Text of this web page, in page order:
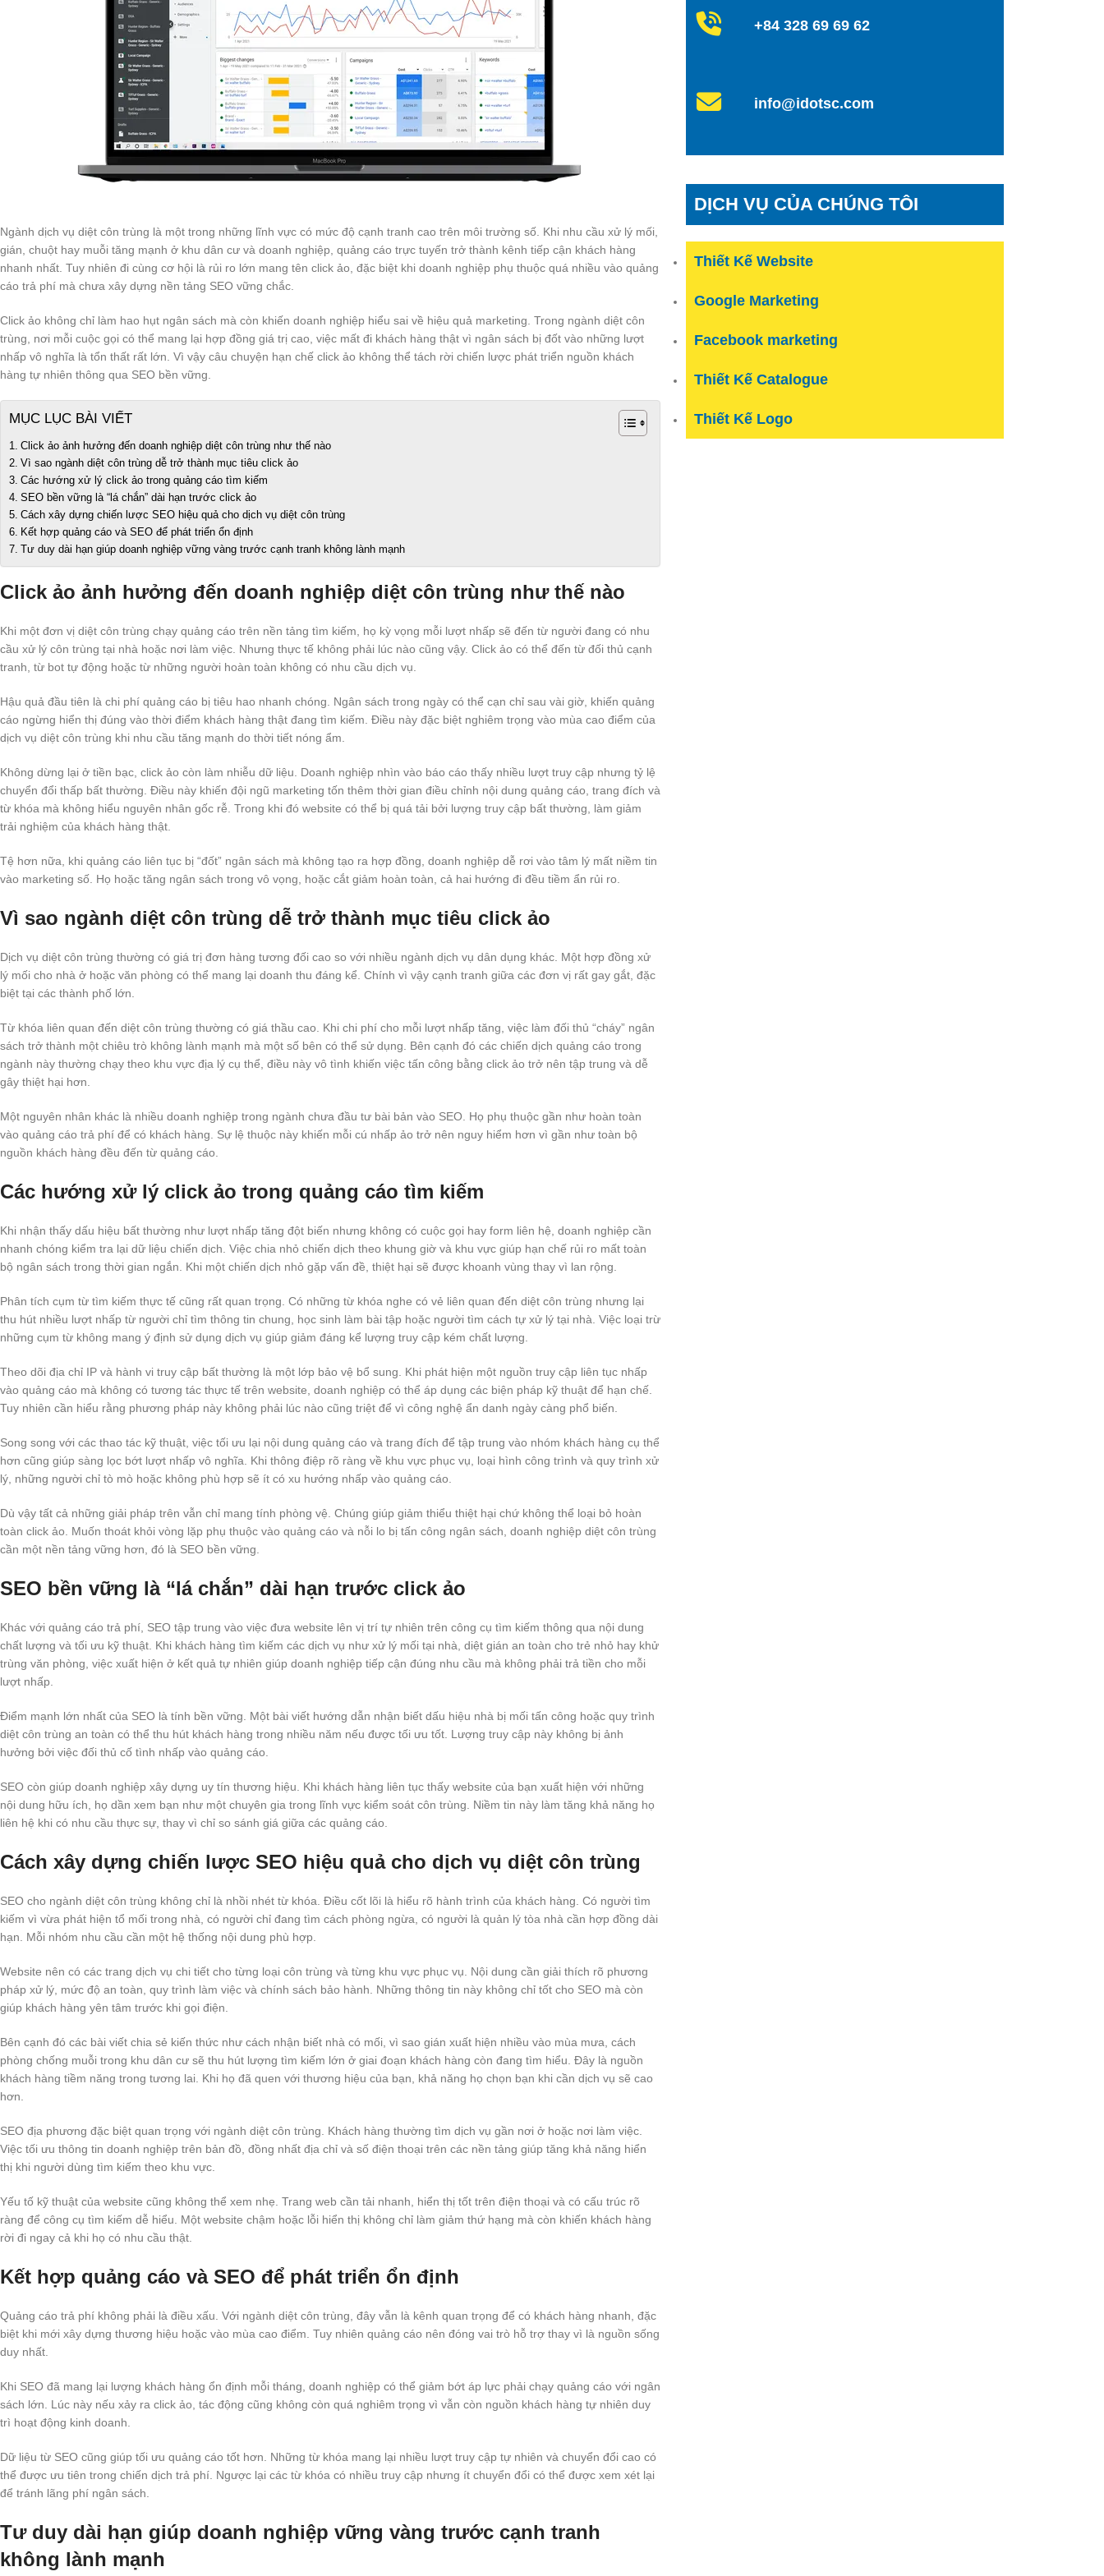
Ngành dịch vụ diệt côn trùng là một trong những lĩnh vực có mức độ cạnh tranh cao trên môi trường số. Khi nhu cầu xử lý mối,
gián, chuột hay muỗi tăng mạnh ở khu dân cư và doanh nghiệp, quảng cáo trực tuyến trở thành kênh tiếp cận khách hàng
nhanh nhất. Tuy nhiên đi cùng cơ hội là rủi ro lớn mang tên click ảo, đặc biệt khi doanh nghiệp phụ thuộc quá nhiều vào quảng
cáo trả phí mà chưa xây dựng nền tảng SEO vững chắc.
Click ảo không chỉ làm hao hụt ngân sách mà còn khiến doanh nghiệp hiểu sai về hiệu quả marketing. Trong ngành diệt côn
trùng, nơi mỗi cuộc gọi có thể mang lại hợp đồng giá trị cao, việc mất đi khách hàng thật vì ngân sách bị đốt vào những lượt
nhấp vô nghĩa là tổn thất rất lớn. Vì vậy câu chuyện hạn chế click ảo không thể tách rời chiến lược phát triển nguồn khách
hàng tự nhiên thông qua SEO bền vững.
MỤC LỤC BÀI VIẾT
Click ảo ảnh hưởng đến doanh nghiệp diệt côn trùng như thế nào
Vì sao ngành diệt côn trùng dễ trở thành mục tiêu click ảo
Các hướng xử lý click ảo trong quảng cáo tìm kiếm
SEO bền vững là “lá chắn” dài hạn trước click ảo
Cách xây dựng chiến lược SEO hiệu quả cho dịch vụ diệt côn trùng
Kết hợp quảng cáo và SEO để phát triển ổn định
Tư duy dài hạn giúp doanh nghiệp vững vàng trước cạnh tranh không lành mạnh
Click ảo ảnh hưởng đến doanh nghiệp diệt côn trùng như thế nào
Khi một đơn vị diệt côn trùng chạy quảng cáo trên nền tảng tìm kiếm, họ kỳ vọng mỗi lượt nhấp sẽ đến từ người đang có nhu
cầu xử lý côn trùng tại nhà hoặc nơi làm việc. Nhưng thực tế không phải lúc nào cũng vậy. Click ảo có thể đến từ đối thủ cạnh
tranh, từ bot tự động hoặc từ những người hoàn toàn không có nhu cầu dịch vụ.
Hậu quả đầu tiên là chi phí quảng cáo bị tiêu hao nhanh chóng. Ngân sách trong ngày có thể cạn chỉ sau vài giờ, khiến quảng
cáo ngừng hiển thị đúng vào thời điểm khách hàng thật đang tìm kiếm. Điều này đặc biệt nghiêm trọng vào mùa cao điểm của
dịch vụ diệt côn trùng khi nhu cầu tăng mạnh do thời tiết nóng ẩm.
Không dừng lại ở tiền bạc, click ảo còn làm nhiễu dữ liệu. Doanh nghiệp nhìn vào báo cáo thấy nhiều lượt truy cập nhưng tỷ lệ
chuyển đổi thấp bất thường. Điều này khiến đội ngũ marketing tốn thêm thời gian điều chỉnh nội dung quảng cáo, trang đích và
từ khóa mà không hiểu nguyên nhân gốc rễ. Trong khi đó website có thể bị quá tải bởi lượng truy cập bất thường, làm giảm
trải nghiệm của khách hàng thật.
Tệ hơn nữa, khi quảng cáo liên tục bị “đốt” ngân sách mà không tạo ra hợp đồng, doanh nghiệp dễ rơi vào tâm lý mất niềm tin
vào marketing số. Họ hoặc tăng ngân sách trong vô vọng, hoặc cắt giảm hoàn toàn, cả hai hướng đi đều tiềm ẩn rủi ro.
Vì sao ngành diệt côn trùng dễ trở thành mục tiêu click ảo
Dịch vụ diệt côn trùng thường có giá trị đơn hàng tương đối cao so với nhiều ngành dịch vụ dân dụng khác. Một hợp đồng xử
lý mối cho nhà ở hoặc văn phòng có thể mang lại doanh thu đáng kể. Chính vì vậy cạnh tranh giữa các đơn vị rất gay gắt, đặc
biệt tại các thành phố lớn.
Từ khóa liên quan đến diệt côn trùng thường có giá thầu cao. Khi chi phí cho mỗi lượt nhấp tăng, việc làm đối thủ “cháy” ngân
sách trở thành một chiêu trò không lành mạnh mà một số bên có thể sử dụng. Bên cạnh đó các chiến dịch quảng cáo trong
ngành này thường chạy theo khu vực địa lý cụ thể, điều này vô tình khiến việc tấn công bằng click ảo trở nên tập trung và dễ
gây thiệt hại hơn.
Một nguyên nhân khác là nhiều doanh nghiệp trong ngành chưa đầu tư bài bản vào SEO. Họ phụ thuộc gần như hoàn toàn
vào quảng cáo trả phí để có khách hàng. Sự lệ thuộc này khiến mỗi cú nhấp ảo trở nên nguy hiểm hơn vì gần như toàn bộ
nguồn khách hàng đều đến từ quảng cáo.
Các hướng xử lý click ảo trong quảng cáo tìm kiếm
Khi nhận thấy dấu hiệu bất thường như lượt nhấp tăng đột biến nhưng không có cuộc gọi hay form liên hệ, doanh nghiệp cần
nhanh chóng kiểm tra lại dữ liệu chiến dịch. Việc chia nhỏ chiến dịch theo khung giờ và khu vực giúp hạn chế rủi ro mất toàn
bộ ngân sách trong thời gian ngắn. Khi một chiến dịch nhỏ gặp vấn đề, thiệt hại sẽ được khoanh vùng thay vì lan rộng.
Phân tích cụm từ tìm kiếm thực tế cũng rất quan trọng. Có những từ khóa nghe có vẻ liên quan đến diệt côn trùng nhưng lại
thu hút nhiều lượt nhấp từ người chỉ tìm thông tin chung, học sinh làm bài tập hoặc người tìm cách tự xử lý tại nhà. Việc loại trừ
những cụm từ không mang ý định sử dụng dịch vụ giúp giảm đáng kể lượng truy cập kém chất lượng.
Theo dõi địa chỉ IP và hành vi truy cập bất thường là một lớp bảo vệ bổ sung. Khi phát hiện một nguồn truy cập liên tục nhấp
vào quảng cáo mà không có tương tác thực tế trên website, doanh nghiệp có thể áp dụng các biện pháp kỹ thuật để hạn chế.
Tuy nhiên cần hiểu rằng phương pháp này không phải lúc nào cũng triệt để vì công nghệ ẩn danh ngày càng phổ biến.
Song song với các thao tác kỹ thuật, việc tối ưu lại nội dung quảng cáo và trang đích để tập trung vào nhóm khách hàng cụ thể
hơn cũng giúp sàng lọc bớt lượt nhấp vô nghĩa. Khi thông điệp rõ ràng về khu vực phục vụ, loại hình công trình và quy trình xử
lý, những người chỉ tò mò hoặc không phù hợp sẽ ít có xu hướng nhấp vào quảng cáo.
Dù vậy tất cả những giải pháp trên vẫn chỉ mang tính phòng vệ. Chúng giúp giảm thiểu thiệt hại chứ không thể loại bỏ hoàn
toàn click ảo. Muốn thoát khỏi vòng lặp phụ thuộc vào quảng cáo và nỗi lo bị tấn công ngân sách, doanh nghiệp diệt côn trùng
cần một nền tảng vững hơn, đó là SEO bền vững.
SEO bền vững là “lá chắn” dài hạn trước click ảo
Khác với quảng cáo trả phí, SEO tập trung vào việc đưa website lên vị trí tự nhiên trên công cụ tìm kiếm thông qua nội dung
chất lượng và tối ưu kỹ thuật. Khi khách hàng tìm kiếm các dịch vụ như xử lý mối tại nhà, diệt gián an toàn cho trẻ nhỏ hay khử
trùng văn phòng, việc xuất hiện ở kết quả tự nhiên giúp doanh nghiệp tiếp cận đúng nhu cầu mà không phải trả tiền cho mỗi
lượt nhấp.
Điểm mạnh lớn nhất của SEO là tính bền vững. Một bài viết hướng dẫn nhận biết dấu hiệu nhà bị mối tấn công hoặc quy trình
diệt côn trùng an toàn có thể thu hút khách hàng trong nhiều năm nếu được tối ưu tốt. Lượng truy cập này không bị ảnh
hưởng bởi việc đối thủ cố tình nhấp vào quảng cáo.
SEO còn giúp doanh nghiệp xây dựng uy tín thương hiệu. Khi khách hàng liên tục thấy website của bạn xuất hiện với những
nội dung hữu ích, họ dần xem bạn như một chuyên gia trong lĩnh vực kiểm soát côn trùng. Niềm tin này làm tăng khả năng họ
liên hệ khi có nhu cầu thực sự, thay vì chỉ so sánh giá giữa các quảng cáo.
Cách xây dựng chiến lược SEO hiệu quả cho dịch vụ diệt côn trùng
SEO cho ngành diệt côn trùng không chỉ là nhồi nhét từ khóa. Điều cốt lõi là hiểu rõ hành trình của khách hàng. Có người tìm
kiếm vì vừa phát hiện tổ mối trong nhà, có người chỉ đang tìm cách phòng ngừa, có người là quản lý tòa nhà cần hợp đồng dài
hạn. Mỗi nhóm nhu cầu cần một hệ thống nội dung phù hợp.
Website nên có các trang dịch vụ chi tiết cho từng loại côn trùng và từng khu vực phục vụ. Nội dung cần giải thích rõ phương
pháp xử lý, mức độ an toàn, quy trình làm việc và chính sách bảo hành. Những thông tin này không chỉ tốt cho SEO mà còn
giúp khách hàng yên tâm trước khi gọi điện.
Bên cạnh đó các bài viết chia sẻ kiến thức như cách nhận biết nhà có mối, vì sao gián xuất hiện nhiều vào mùa mưa, cách
phòng chống muỗi trong khu dân cư sẽ thu hút lượng tìm kiếm lớn ở giai đoạn khách hàng còn đang tìm hiểu. Đây là nguồn
khách hàng tiềm năng trong tương lai. Khi họ đã quen với thương hiệu của bạn, khả năng họ chọn bạn khi cần dịch vụ sẽ cao
hơn.
SEO địa phương đặc biệt quan trọng với ngành diệt côn trùng. Khách hàng thường tìm dịch vụ gần nơi ở hoặc nơi làm việc.
Việc tối ưu thông tin doanh nghiệp trên bản đồ, đồng nhất địa chỉ và số điện thoại trên các nền tảng giúp tăng khả năng hiển
thị khi người dùng tìm kiếm theo khu vực.
Yếu tố kỹ thuật của website cũng không thể xem nhẹ. Trang web cần tải nhanh, hiển thị tốt trên điện thoại và có cấu trúc rõ
ràng để công cụ tìm kiếm dễ hiểu. Một website chậm hoặc lỗi hiển thị không chỉ làm giảm thứ hạng mà còn khiến khách hàng
rời đi ngay cả khi họ có nhu cầu thật.
Kết hợp quảng cáo và SEO để phát triển ổn định
Quảng cáo trả phí không phải là điều xấu. Với ngành diệt côn trùng, đây vẫn là kênh quan trọng để có khách hàng nhanh, đặc
biệt khi mới xây dựng thương hiệu hoặc vào mùa cao điểm. Tuy nhiên quảng cáo nên đóng vai trò hỗ trợ thay vì là nguồn sống
duy nhất.
Khi SEO đã mang lại lượng khách hàng ổn định mỗi tháng, doanh nghiệp có thể giảm bớt áp lực phải chạy quảng cáo với ngân
sách lớn. Lúc này nếu xảy ra click ảo, tác động cũng không còn quá nghiêm trọng vì vẫn còn nguồn khách hàng tự nhiên duy
trì hoạt động kinh doanh.
Dữ liệu từ SEO cũng giúp tối ưu quảng cáo tốt hơn. Những từ khóa mang lại nhiều lượt truy cập tự nhiên và chuyển đổi cao có
thể được ưu tiên trong chiến dịch trả phí. Ngược lại các từ khóa có nhiều truy cập nhưng ít chuyển đổi có thể được xem xét lại
để tránh lãng phí ngân sách.
Tư duy dài hạn giúp doanh nghiệp vững vàng trước cạnh tranh
không lành mạnh
+84 328 69 69 62
info@idotsc.com
DỊCH VỤ CỦA CHÚNG TÔI
Thiết Kế Website
Google Marketing
Facebook marketing
Thiết Kế Catalogue
Thiết Kế Logo